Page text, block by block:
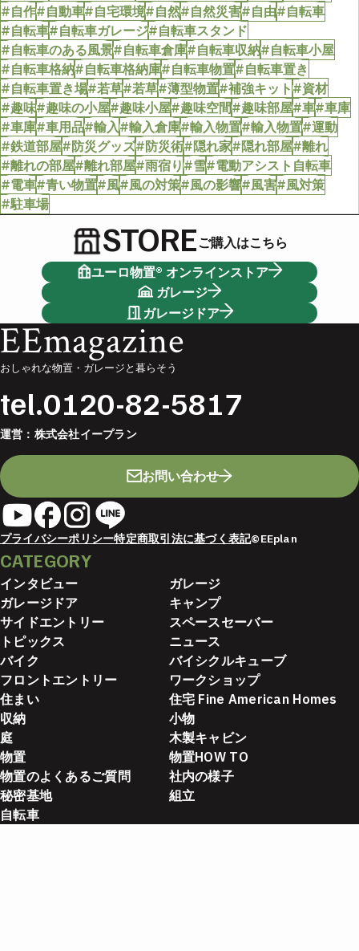
#自作#自動車#自宅環境#自然#自然災害#自由#自転車
#自転車#自転車ガレージ#自転車スタンド
#自転車のある風景#自転車倉庫#自転車収納#自転車小屋
#自転車格納#自転車格納庫#自転車物置#自転車置き
#自転車置き場#若草#若草#薄型物置#補強キット#資材
#趣味#趣味の小屋#趣味小屋#趣味空間#趣味部屋#車#車庫
#車庫#車用品#輸入#輸入倉庫#輸入物置#輸入物置#運動
#鉄道部屋#防災グッズ#防災術#隠れ家#隠れ部屋#離れ
#離れの部屋#離れ部屋#雨宿り#雪#電動アシスト自転車
#電車#青い物置#風#風の対策#風の影響#風害#風対策
#駐車場
STOREご購入はこちら
ユーロ物置® オンラインストア
ガレージ
ガレージドア
EEmagazine
おしゃれな物置・ガレージと暮らそう
tel.0120-82-5817
運営： 株式会社イープラン
お問い合わせ
プライバシーポリシー特定商取引法に基づく表記©EEplan
CATEGORY
インタビュー
ガレージ
ガレージドア
キャンプ
サイドエントリー
スペースセーバー
トピックス
ニュース
バイク
バイシクルキューブ
フロントエントリー
ワークショップ
住まい
住宅 Fine American Homes
収納
小物
庭
木製キャビン
物置
物置HOW TO
物置のよくあるご質問
社内の様子
秘密基地
組立
自転車